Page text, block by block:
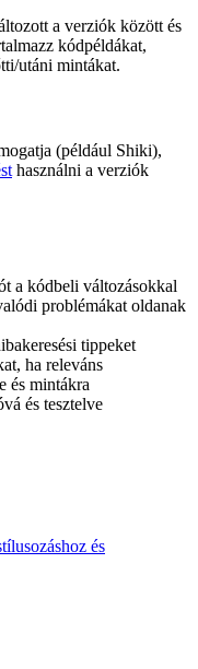
a verziók között és
kódpéldákat,
utáni mintákat.
(például Shiki),
használni a verziók
a kódbeli változásokkal
problémákat oldanak
tippeket
ha releváns
és mintákra
és tesztelve
és